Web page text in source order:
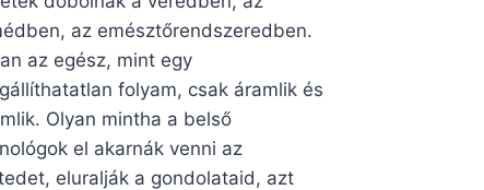
az emésztőrendszeredben.
az egész, mint egy
folyam, csak áramlik és
Olyan mintha a belső
el akarnák venni az
eluralják a gondolataid, azt